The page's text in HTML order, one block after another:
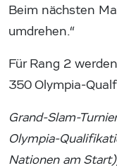
Beim nächsten
umdrehen.“
Für Rang 2
350 Olympia-
Grand-Slam-
Olympia-
Nationen am